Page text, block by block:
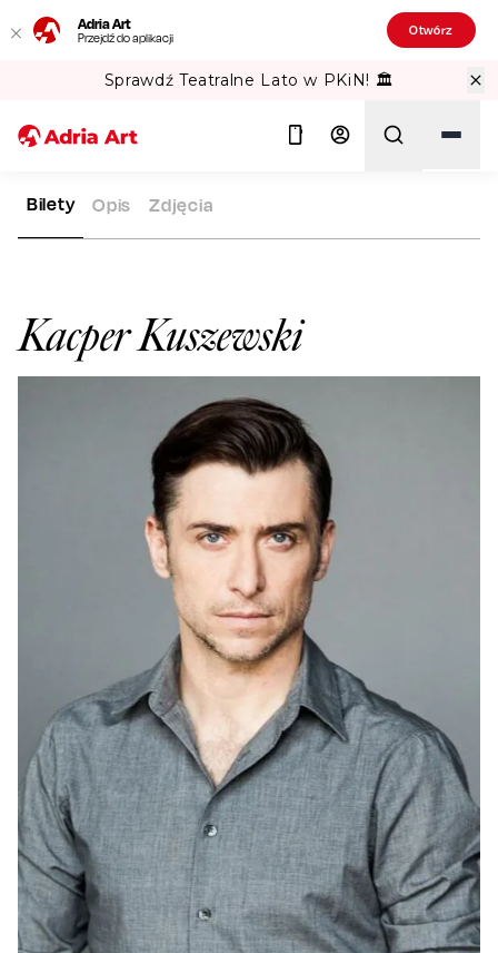
Adria Art
Przejdź do aplikacji Otwórz
Sprawdź Teatralne Lato w PKiN! 🏛️
ADRIA ART ARTYŚCI KACPER KUSZEWSKI
Kacper Kuszewski
Bilety Opis Zdjęcia